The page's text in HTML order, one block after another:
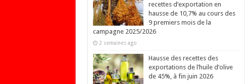
recettes d’exportation en
hausse de 10,7% au cours des
9 premiers mois de la
campagne 2025/2026
2 semaines ago
Hausse des recettes des
exportations de l’huile d’olive
de 45%, à fin juin 2026